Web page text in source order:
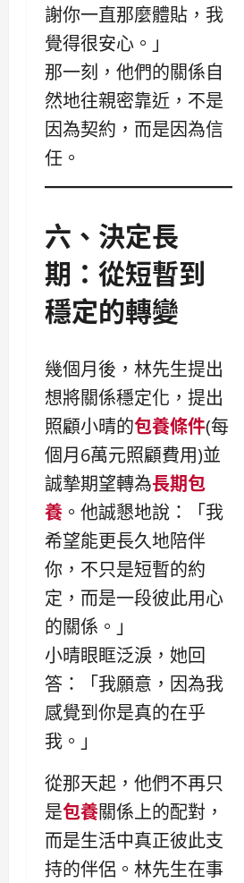
謝你一直那麼體貼，我
覺得很安心。」
那一刻，他們的關係自
然地往親密靠近，不是
因為契約，而是因為信
任。
六、決定長
期：從短暫到
穩定的轉變
幾個月後，林先生提出
想將關係穩定化，提出
照顧小晴的包養條件(每
個月6萬元照顧費用)並
誠摯期望轉為長期包
養 。他誠懇地說：「我
希望能更長久地陪伴
你，不只是短暫的約
定，而是一段彼此用心
的關係。」
小晴眼眶泛淚，她回
答：「我願意，因為我
感覺到你是真的在乎
我。」
從那天起，他們不再只
是包養關係上的配對，
而是生活中真正彼此支
持的伴侶。林先生在事